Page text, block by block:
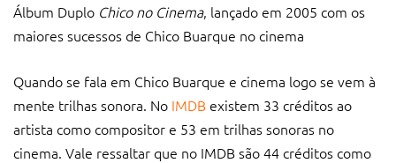
Álbum Duplo Chico no Cinema, lançado em 2005 com os
maiores sucessos de Chico Buarque no cinema
Quando se fala em Chico Buarque e cinema logo se vem à
mente trilhas sonora. No IMDB existem 33 créditos ao
artista como compositor e 53 em trilhas sonoras no
cinema. Vale ressaltar que no IMDB são 44 créditos como